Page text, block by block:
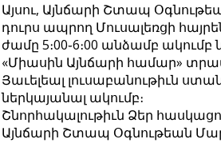
Այսու, Այնճարի Շտապ
դուրս ապրող Մուսալեռցի
ժամը 5։00֊6։00 անձամբ
«Միասին Այնճարի համար»
Յաւելեալ լուսաբանութիւն
ներկայանալ ակումբ։
Շնորհակալութիւն Ձեր
Այնճարի Շտապ Օգնութեան